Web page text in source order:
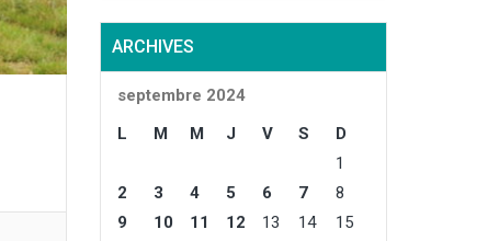
ARCHIVES
septembre 2024
L
M M J V S
D
1
2
3 4 5 6 7
8
9
10 11 12 13 14
15